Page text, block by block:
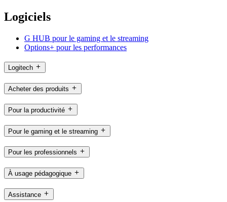
Logiciels
G HUB pour le gaming et le streaming
Options+ pour les performances
Logitech
Acheter des produits
Pour la productivité
Pour le gaming et le streaming
Pour les professionnels
À usage pédagogique
Assistance